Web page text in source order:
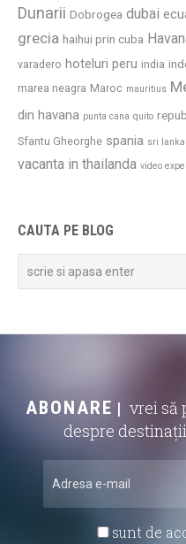
Dunarii Dobrogea dubai
grecia haihui prin cuba
varadero hoteluri peru india
marea neagra Maroc mauritius
din havana punta cana quito
Sfantu Gheorghe spania sri lanka
vacanta in thailanda video
CAUTA PE BLOG
ABONARE
vrei să
despre
sunt de